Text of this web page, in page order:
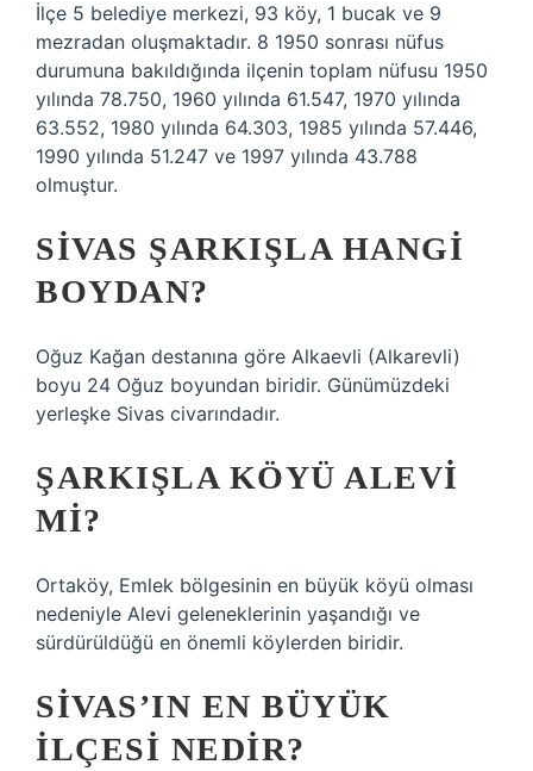
İlçe 5 belediye merkezi, 93 köy, 1 bucak ve 9
mezradan oluşmaktadır. 8 1950 sonrası nüfus
durumuna bakıldığında ilçenin toplam nüfusu 1950
yılında 78.750, 1960 yılında 61.547, 1970 yılında
63.552, 1980 yılında 64.303, 1985 yılında 57.446,
1990 yılında 51.247 ve 1997 yılında 43.788
olmuştur.
SIVAS ŞARKIŞLA HANGI
BOYDAN?
Oğuz Kağan destanına göre Alkaevli (Alkarevli)
boyu 24 Oğuz boyundan biridir. Günümüzdeki
yerleşke Sivas civarındadır.
ŞARKIŞLA KÖYÜ ALEVI
MI?
Ortaköy, Emlek bölgesinin en büyük köyü olması
nedeniyle Alevi geleneklerinin yaşandığı ve
sürdürüldüğü en önemli köylerden biridir.
SIVAS’IN EN BÜYÜK
ILÇESI NEDIR?